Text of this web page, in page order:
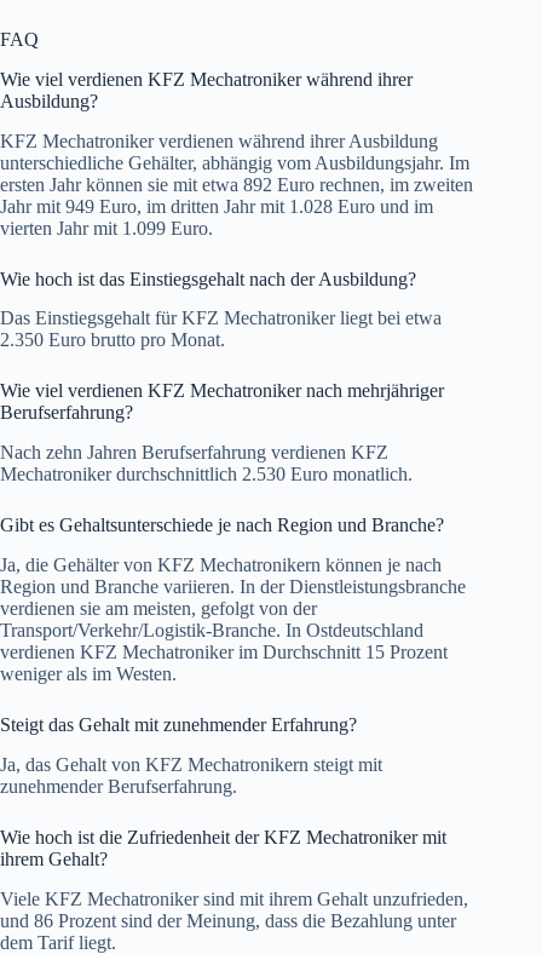
FAQ
Wie viel verdienen KFZ Mechatroniker während ihrer
Ausbildung?
KFZ Mechatroniker verdienen während ihrer Ausbildung
unterschiedliche Gehälter, abhängig vom Ausbildungsjahr. Im
ersten Jahr können sie mit etwa 892 Euro rechnen, im zweiten
Jahr mit 949 Euro, im dritten Jahr mit 1.028 Euro und im
vierten Jahr mit 1.099 Euro.
Wie hoch ist das Einstiegsgehalt nach der Ausbildung?
Das Einstiegsgehalt für KFZ Mechatroniker liegt bei etwa
2.350 Euro brutto pro Monat.
Wie viel verdienen KFZ Mechatroniker nach mehrjähriger
Berufserfahrung?
Nach zehn Jahren Berufserfahrung verdienen KFZ
Mechatroniker durchschnittlich 2.530 Euro monatlich.
Gibt es Gehaltsunterschiede je nach Region und Branche?
Ja, die Gehälter von KFZ Mechatronikern können je nach
Region und Branche variieren. In der Dienstleistungsbranche
verdienen sie am meisten, gefolgt von der
Transport/Verkehr/Logistik-Branche. In Ostdeutschland
verdienen KFZ Mechatroniker im Durchschnitt 15 Prozent
weniger als im Westen.
Steigt das Gehalt mit zunehmender Erfahrung?
Ja, das Gehalt von KFZ Mechatronikern steigt mit
zunehmender Berufserfahrung.
Wie hoch ist die Zufriedenheit der KFZ Mechatroniker mit
ihrem Gehalt?
Viele KFZ Mechatroniker sind mit ihrem Gehalt unzufrieden,
und 86 Prozent sind der Meinung, dass die Bezahlung unter
dem Tarif liegt.